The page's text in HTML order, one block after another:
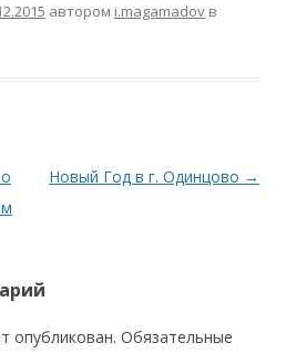
автором i.magamadov в
Новый Год в г. Одинцово →
опубликован. Обязательные